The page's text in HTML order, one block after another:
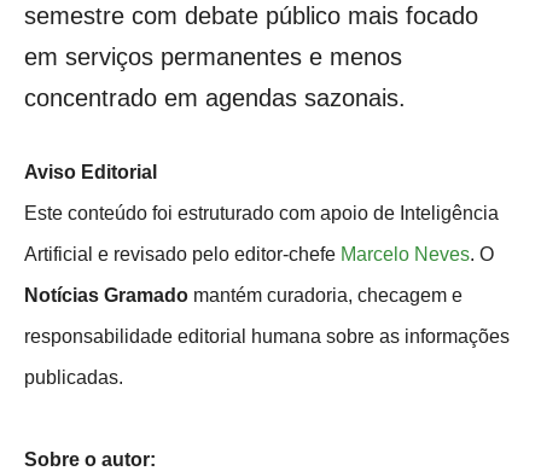
semestre com debate público mais focado
em serviços permanentes e menos
concentrado em agendas sazonais.
Aviso Editorial
Este conteúdo foi estruturado com apoio de Inteligência
Artificial e revisado pelo editor-chefe Marcelo Neves. O
Notícias Gramado mantém curadoria, checagem e
responsabilidade editorial humana sobre as informações
publicadas.
Sobre o autor: